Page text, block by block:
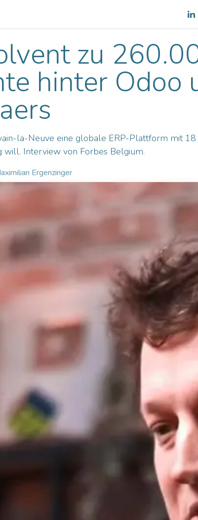
zu
hinter Odoo
la-Neuve eine globale ERP-Plattform mit
Interview von Forbes Belgium.
Ergenzinger